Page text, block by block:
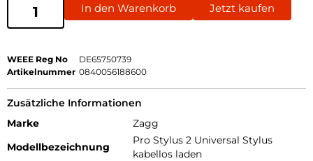
In den Warenkorb Jetzt kaufen
WEEE Reg No
DE65750739
Artikelnummer 0840056188600
Zusätzliche Informationen
Marke
Zagg
Modellbezeichnung
Pro Stylus 2 Universal Stylus
kabellos laden